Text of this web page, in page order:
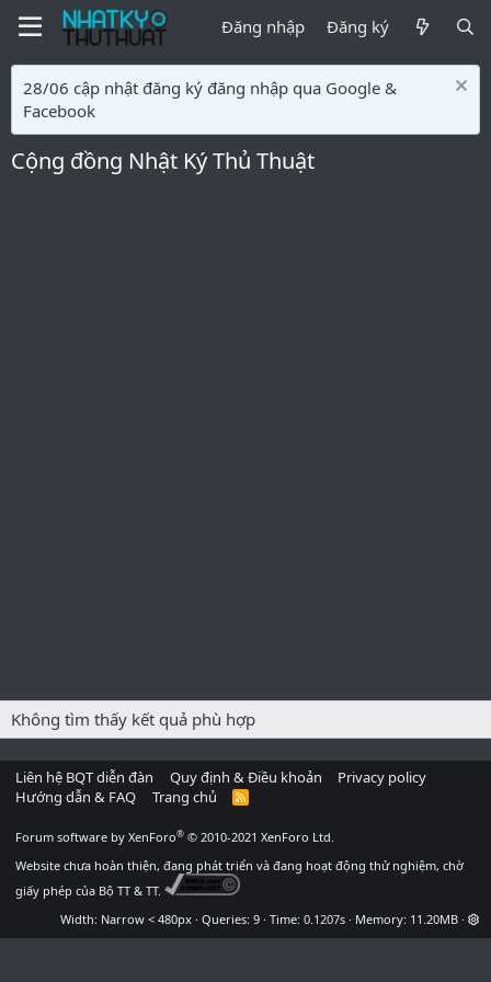
Đăng nhập Đăng ký
28/06 cập nhật đăng ký đăng nhập qua Google &
Facebook
Cộng đồng Nhật Ký Thủ Thuật
Không tìm thấy kết quả phù hợp
Liên hệ BQT diễn đàn Quy định & Điều khoản
Privacy policy
Hướng dẫn & FAQ
Trang chủ
R
Forum software by XenForo® © 2010-2021 XenForo Ltd.
Website chưa hoàn thiện, đang phát triển và đang hoạt động thử nghiệm, chờ
giấy phép của Bộ TT & TT.
Width
Queries 9 Time 0.1207s Memory 11.20MB